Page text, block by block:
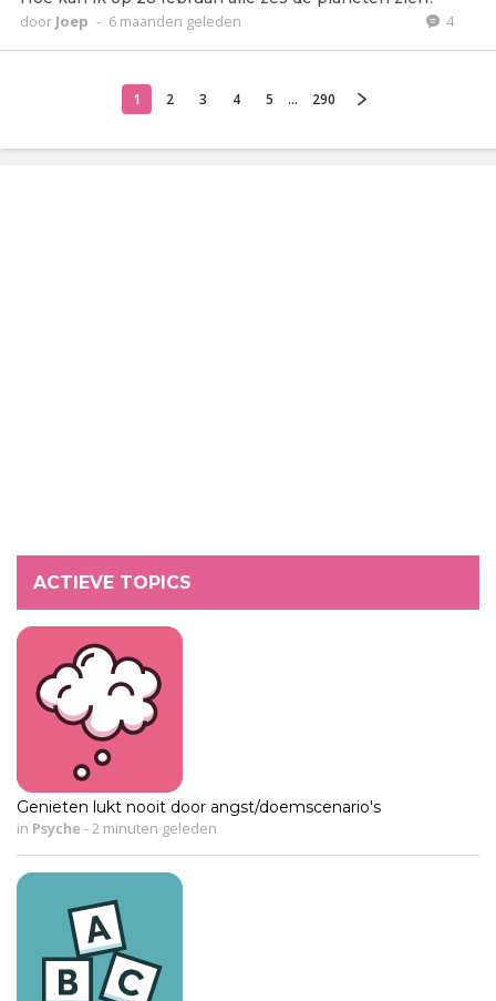
door Joep - 6 maanden geleden 4
1 2 3 4 5 ... 290
ACTIEVE TOPICS
Genieten lukt nooit door angst/doemscenario's
in Psyche - 2 minuten geleden